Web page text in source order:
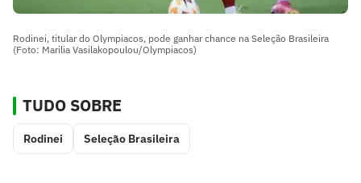
Rodinei, titular do Olympiacos, pode ganhar chance na Seleção Brasileira
(Foto: Marilia Vasilakopoulou/Olympiacos)
TUDO SOBRE
Rodinei Seleção Brasileira